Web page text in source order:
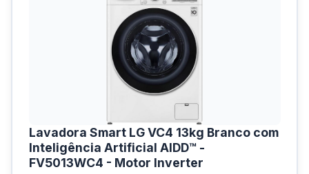
Lavadora Smart LG VC4 13kg Branco com
Inteligência Artificial AIDD™ -
FV5013WC4 - Motor Inverter